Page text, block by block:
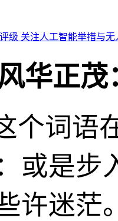
华正
个词语
或是步
许迷茫